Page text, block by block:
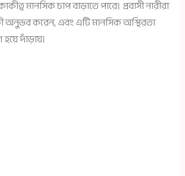
মানসিক চাপ বাড়াতে পারে। প্রবাসী নারীরা
করেন, এবং এটি মানসিক অস্থিরতা
দাঁড়ায়।